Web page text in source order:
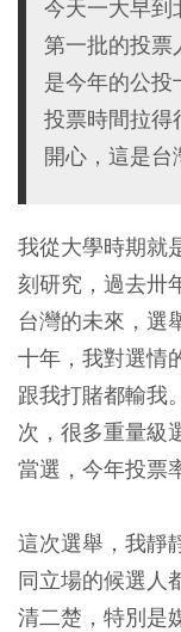
今天一大早到
第一批的投票
是今年的公
投票時間拉得
開心，這是台
我從大學時期就
刻研究，過去卅
台灣的未來，選
十年，我對選情
跟我打賭都輸我
次，很多重量級
當選，今年投票
這次選舉，我靜
同立場的候選人
清二楚，特別是